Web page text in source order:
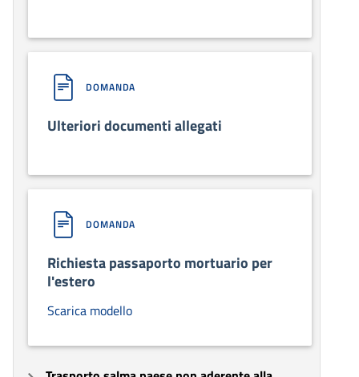
DOMANDA
Ulteriori documenti allegati
DOMANDA
Richiesta passaporto mortuario per
l'estero
Scarica modello